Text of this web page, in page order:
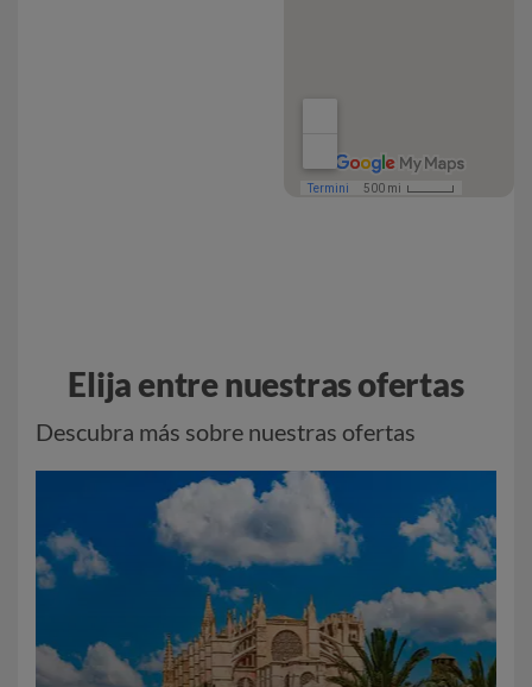
Elija entre nuestras ofertas
Descubra más sobre nuestras ofertas